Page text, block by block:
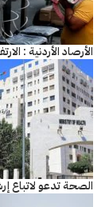
الأرصاد الأردنية :
الصحة تدعو لاتباع